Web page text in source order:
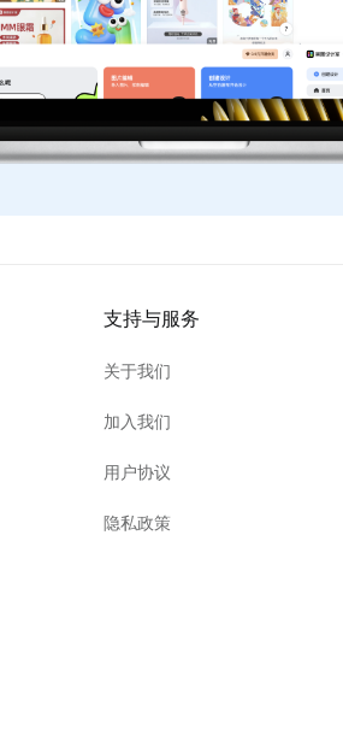
支持与服务
关于我们
加入我们
用户协议
隐私政策